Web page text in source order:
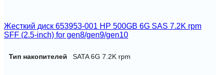
Жесткий диск 653953-001 HP 500GB 6G SAS 7.2K rpm
SFF (2.5-inch) for gen8/gen9/gen10
Тип накопителей SATA 6G 7.2K rpm